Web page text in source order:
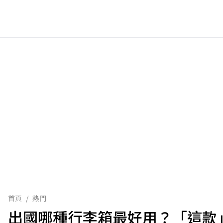
首頁 / 熱門
出國哪種行李箱最好用？「這